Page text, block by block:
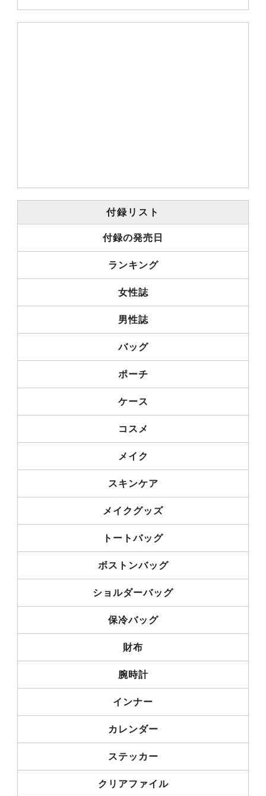
付録リスト
付録の発売日
ランキング
女性誌
男性誌
バッグ
ポーチ
ケース
コスメ
メイク
スキンケア
メイクグッズ
トートバッグ
ボストンバッグ
ショルダーバッグ
保冷バッグ
財布
腕時計
インナー
カレンダー
ステッカー
クリアファイル